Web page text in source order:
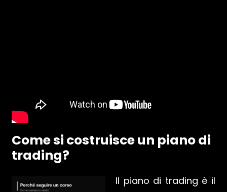
Come si costruisce un piano di
trading?
Il piano di trading è il